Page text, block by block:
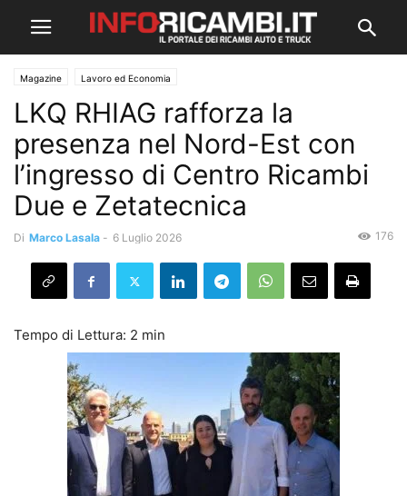
Magazine Lavoro ed Economia
LKQ RHIAG rafforza la
presenza nel Nord-Est con
l’ingresso di Centro Ricambi
Due e Zetatecnica
Di Marco Lasala - 6 Luglio 2026 176